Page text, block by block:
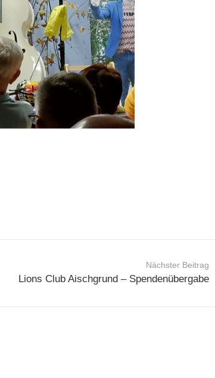
Nächster Beitrag
Lions Club Aischgrund – Spendenübergabe